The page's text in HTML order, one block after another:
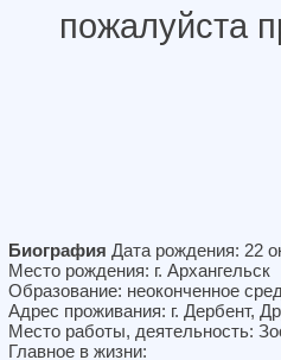
пожалуйста
Биография Дата рождения: 22
Место рождения: г. Архангельск
Образование: неоконченное
Адрес проживания: г. Дербент,
Место работы, деятельность:
Главное в жизни: